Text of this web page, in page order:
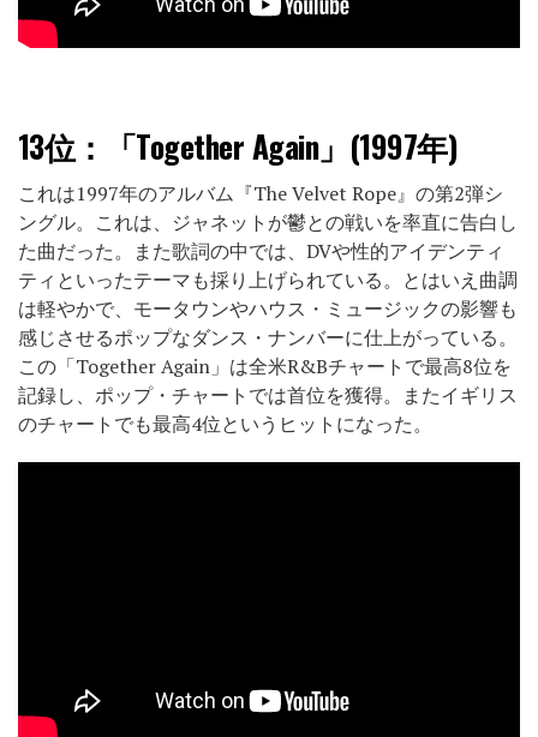
13位： 「Together Again」(1997年)
これは1997年のアルバム『The Velvet Rope』の第2弾シ
ングル。これは、ジャネットが鬱との戦いを率直に告白し
た曲だった。また歌詞の中では、DVや性的アイデンティ
ティといったテーマも採り上げられている。とはいえ曲調
は軽やかで、モータウンやハウス・ミュージックの影響も
感じさせるポップなダンス・ナンバーに仕上がっている。
この「Together Again」は全米R&Bチャートで最高8位を
記録し、ポップ・チャートでは首位を獲得。またイギリス
のチャートでも最高4位というヒットになった。